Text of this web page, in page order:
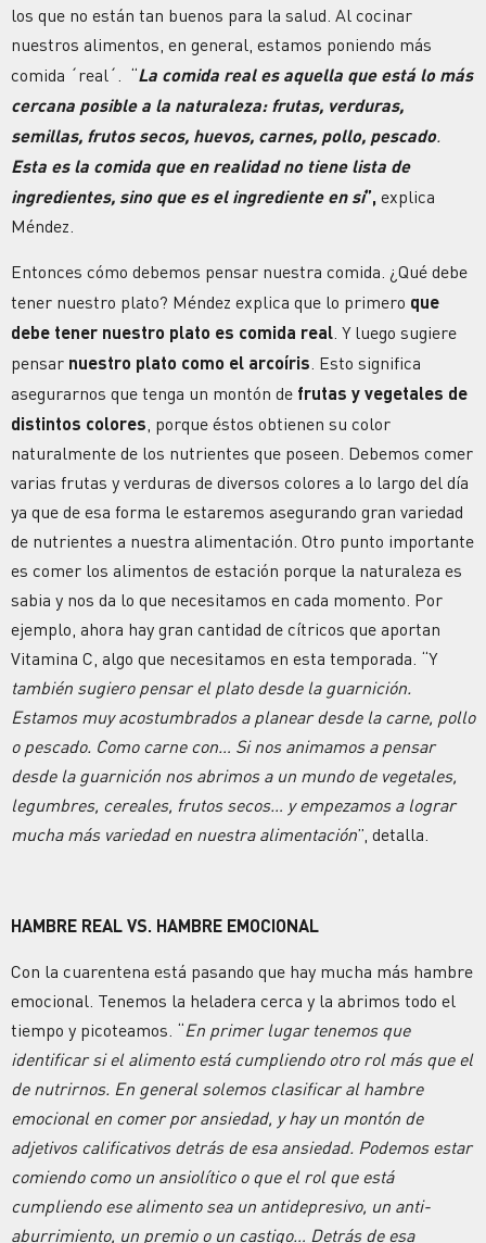
los que no están tan buenos para la salud. Al cocinar
nuestros alimentos, en general, estamos poniendo más
comida ´real´. “La comida real es aquella que está lo más
cercana posible a la naturaleza: frutas, verduras,
semillas, frutos secos, huevos, carnes, pollo, pescado.
Esta es la comida que en realidad no tiene lista de
ingredientes, sino que es el ingrediente en sí”, explica
Méndez.
Entonces cómo debemos pensar nuestra comida. ¿Qué debe
tener nuestro plato? Méndez explica que lo primero que
debe tener nuestro plato es comida real . Y luego sugiere
pensar nuestro plato como el arcoíris . Esto significa
asegurarnos que tenga un montón de frutas y vegetales de
distintos colores , porque éstos obtienen su color
naturalmente de los nutrientes que poseen. Debemos comer
varias frutas y verduras de diversos colores a lo largo del día
ya que de esa forma le estaremos asegurando gran variedad
de nutrientes a nuestra alimentación. Otro punto importante
es comer los alimentos de estación porque la naturaleza es
sabia y nos da lo que necesitamos en cada momento. Por
ejemplo, ahora hay gran cantidad de cítricos que aportan
Vitamina C, algo que necesitamos en esta temporada. “Y
también sugiero pensar el plato desde la guarnición.
Estamos muy acostumbrados a planear desde la carne, pollo
o pescado. Como carne con… Si nos animamos a pensar
desde la guarnición nos abrimos a un mundo de vegetales,
legumbres, cereales, frutos secos… y empezamos a lograr
mucha más variedad en nuestra alimentación”, detalla.
HAMBRE REAL VS. HAMBRE EMOCIONAL
Con la cuarentena está pasando que hay mucha más hambre
emocional. Tenemos la heladera cerca y la abrimos todo el
tiempo y picoteamos. “En primer lugar tenemos que
identificar si el alimento está cumpliendo otro rol más que el
de nutrirnos. En general solemos clasificar al hambre
emocional en comer por ansiedad, y hay un montón de
adjetivos calificativos detrás de esa ansiedad. Podemos estar
comiendo como un ansiolítico o que el rol que está
cumpliendo ese alimento sea un antidepresivo, un anti-
aburrimiento, un premio o un castigo… Detrás de esa